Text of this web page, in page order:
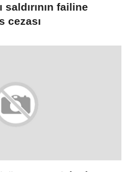
failine
cezası